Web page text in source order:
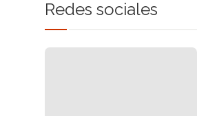
Redes sociales